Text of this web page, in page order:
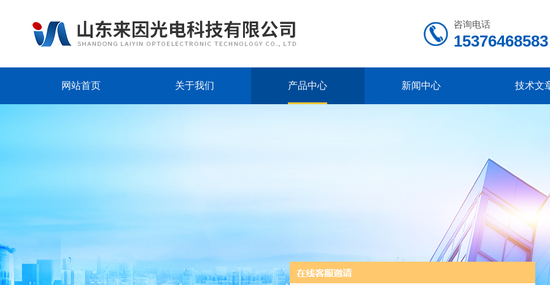
咨询电话
15376468583
网站首页 关于我们 产品中心 新闻中心 技术文